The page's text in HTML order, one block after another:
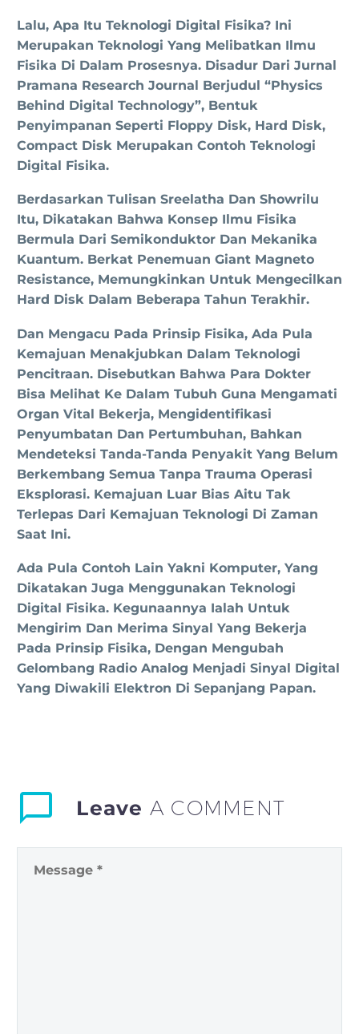
Lalu, Apa Itu Teknologi Digital Fisika? Ini
Merupakan Teknologi Yang Melibatkan Ilmu
Fisika Di Dalam Prosesnya. Disadur Dari Jurnal
Pramana Research Journal Berjudul “Physics
Behind Digital Technology”, Bentuk
Penyimpanan Seperti Floppy Disk, Hard Disk,
Compact Disk Merupakan Contoh Teknologi
Digital Fisika.
Berdasarkan Tulisan Sreelatha Dan Showrilu
Itu, Dikatakan Bahwa Konsep Ilmu Fisika
Bermula Dari Semikonduktor Dan Mekanika
Kuantum. Berkat Penemuan Giant Magneto
Resistance, Memungkinkan Untuk Mengecilkan
Hard Disk Dalam Beberapa Tahun Terakhir.
Dan Mengacu Pada Prinsip Fisika, Ada Pula
Kemajuan Menakjubkan Dalam Teknologi
Pencitraan. Disebutkan Bahwa Para Dokter
Bisa Melihat Ke Dalam Tubuh Guna Mengamati
Organ Vital Bekerja, Mengidentifikasi
Penyumbatan Dan Pertumbuhan, Bahkan
Mendeteksi Tanda-Tanda Penyakit Yang Belum
Berkembang Semua Tanpa Trauma Operasi
Eksplorasi. Kemajuan Luar Bias Aitu Tak
Terlepas Dari Kemajuan Teknologi Di Zaman
Saat Ini.
Ada Pula Contoh Lain Yakni Komputer, Yang
Dikatakan Juga Menggunakan Teknologi
Digital Fisika. Kegunaannya Ialah Untuk
Mengirim Dan Merima Sinyal Yang Bekerja
Pada Prinsip Fisika, Dengan Mengubah
Gelombang Radio Analog Menjadi Sinyal Digital
Yang Diwakili Elektron Di Sepanjang Papan.
Leave A COMMENT